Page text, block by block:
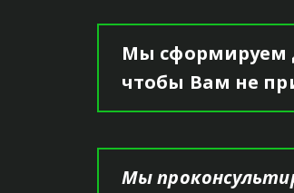
Мы сформируем
чтобы Вам не
Мы